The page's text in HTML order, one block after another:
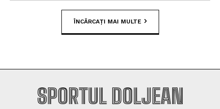
ÎNCĂRCAȚI MAI MULTE
SPORTUL DOLJEAN